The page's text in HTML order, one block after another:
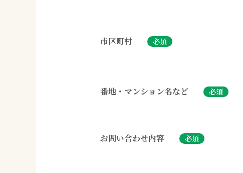
市区町村 必須
番地・マンション名など 必須
お問い合わせ内容 必須